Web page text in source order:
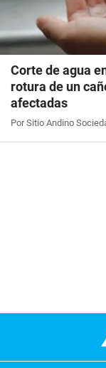
Corte de agua
rotura de un
afectadas
Por Sitio Andino